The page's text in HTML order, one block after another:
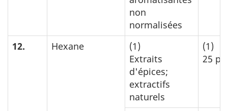
non
normalisées
12.
Hexane
(1)
Extraits
d'épices;
extractifs
naturels
(1)
25